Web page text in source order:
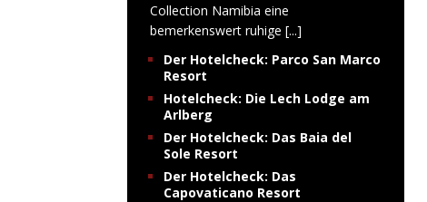
Collection Namibia eine
bemerkenswert ruhige [...]
Der Hotelcheck: Parco San Marco
Resort
Hotelcheck: Die Lech Lodge am
Arlberg
Der Hotelcheck: Das Baia del
Sole Resort
Der Hotelcheck: Das
Capovaticano Resort